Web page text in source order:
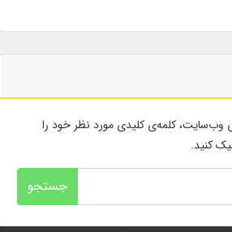
کلمه‌ی کلیدی مورد نظر خود را
کنید.
جستجو